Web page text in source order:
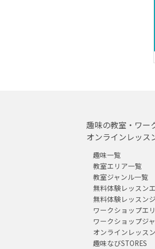
趣味の教室・ワー
オンラインレッス
趣味一覧
教室エリア一覧
教室ジャンル一覧
無料体験レッスン
無料体験レッスン
ワークショップエ
ワークショップジ
オンラインレッス
趣味なびSTORES